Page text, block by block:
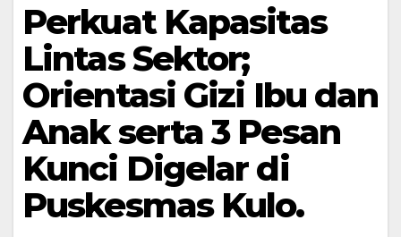
Perkuat Kapasitas
Lintas Sektor;
Orientasi Gizi Ibu dan
Anak serta 3 Pesan
Kunci Digelar di
Puskesmas Kulo.